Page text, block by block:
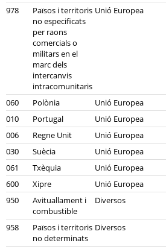
978
Països i territoris
no especificats
per raons
comercials o
militars en el
marc dels
intercanvis
intracomunitaris
Unió Europea
060 Polònia Unió Europea
010
Portugal Unió Europea
006
Regne Unit Unió Europea
030
Suècia Unió Europea
061
Txèquia Unió Europea
600
Xipre Unió Europea
950
Avituallament i
combustible
Diversos
958
Països i territoris
no determinats
Diversos